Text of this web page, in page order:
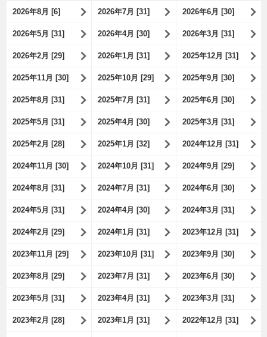
2026年8月 [6] 2026年7月 [31] 2026年6月 [30]
2026年5月 [31] 2026年4月 [30] 2026年3月 [31]
2026年2月 [29] 2026年1月 [31] 2025年12月 [31]
2025年11月 [30] 2025年10月 [29] 2025年9月 [30]
2025年8月 [31] 2025年7月 [31] 2025年6月 [30]
2025年5月 [31] 2025年4月 [30] 2025年3月 [31]
2025年2月 [28] 2025年1月 [32] 2024年12月 [31]
2024年11月 [30] 2024年10月 [31] 2024年9月 [29]
2024年8月 [31] 2024年7月 [31] 2024年6月 [30]
2024年5月 [31] 2024年4月 [30] 2024年3月 [31]
2024年2月 [29] 2024年1月 [31] 2023年12月 [31]
2023年11月 [29] 2023年10月 [31] 2023年9月 [30]
2023年8月 [29] 2023年7月 [31] 2023年6月 [30]
2023年5月 [31] 2023年4月 [31] 2023年3月 [31]
2023年2月 [28] 2023年1月 [31] 2022年12月 [31]